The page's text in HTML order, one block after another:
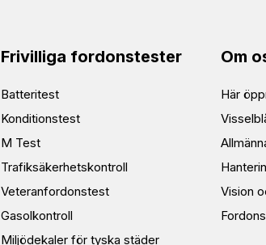
Frivilliga fordonstester
Batteritest
Konditionstest
M Test
Trafiksäkerhetskontroll
Veteranfordonstest
Gasolkontroll
Miljödekaler för tyska städer
Om
Här
Vision